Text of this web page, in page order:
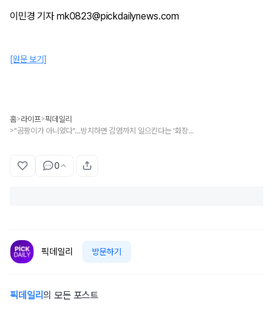
이민경 기자 mk0823@pickdailynews.com
[원문 보기]
홈>라이프>픽데일리
> "곰팡이가 아니었다"...방치하면 감염까지 일으킨다는 '화장실 핑크 얼룩'의 정체
0
픽데일리 방문하기
픽데일리의 모든 포스트